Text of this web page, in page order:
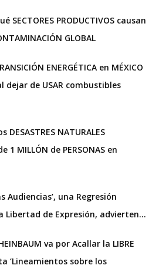
SECTORES PRODUCTIVOS causan
GLOBAL
ENERGÉTICA en MÉXICO
dejar de USAR combustibles
DESASTRES NATURALES
1 MILLÓN de PERSONAS en
Audiencias’, una Regresión
Libertad de Expresión, advierten…
va por Acallar la LIBRE
‘Lineamientos sobre los